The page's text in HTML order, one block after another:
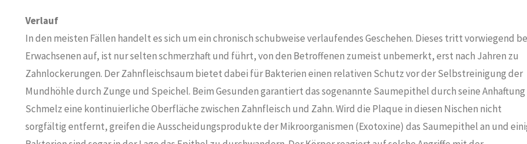
Verlauf
In den meisten Fällen handelt es sich um ein chronisch schubweise verlaufendes Geschehen. Dieses tritt vorwiegend
Erwachsenen auf, ist nur selten schmerzhaft und führt, von den Betroffenen zumeist unbemerkt, erst nach Jahren zu
Zahnlockerungen. Der Zahnfleischsaum bietet dabei für Bakterien einen relativen Schutz vor der Selbstreinigung der
Mundhöhle durch Zunge und Speichel. Beim Gesunden garantiert das sogenannte Saumepithel durch seine Anhaftung
Schmelz eine kontinuierliche Oberfläche zwischen Zahnfleisch und Zahn. Wird die Plaque in diesen Nischen nicht
sorgfältig entfernt, greifen die Ausscheidungsprodukte der Mikroorganismen (Exotoxine) das Saumepithel an und